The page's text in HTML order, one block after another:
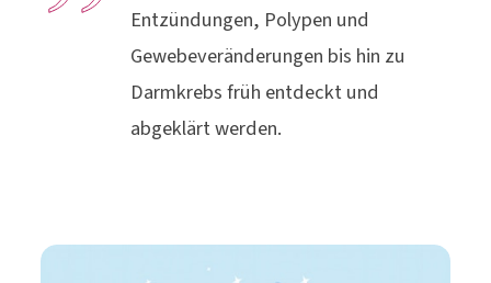
Entzündungen, Polypen und
Gewebeveränderungen bis hin zu
Darmkrebs früh entdeckt und
abgeklärt werden.